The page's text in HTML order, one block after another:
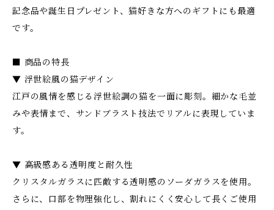
記念品や誕生日プレゼント、猫好きな方へのギフトにも最適
です。
■ 商品の特長
▼ 浮世絵風の猫デザイン
江戸の風情を感じる浮世絵調の猫を一面に彫刻。細かな毛並
みや表情まで、サンドブラスト技法でリアルに表現していま
す。
▼ 高級感ある透明度と耐久性
クリスタルガラスに匹敵する透明感のソーダガラスを使用。
さらに、口部を物理強化し、割れにくく安心して長くご使用